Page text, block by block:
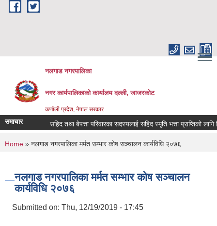
Skip to main content
नलगाड नगरपालिका
नगर कार्यपालिकाको कार्यालय दल्ली, जाजरकाेट
कर्णाली प्रदेश, नेपाल सरकार
समाचार सहिद तथा बेपत्ता परिवारका सदस्यलाई सहिद स्मृति भत्ता प्राप्तिको लागि
You are here
Home » नलगाड नगरपालिका मर्मत सम्भार कोष सञ्चालन कार्यविधि २०७६
नलगाड नगरपालिका मर्मत सम्भार कोष सञ्चालन
कार्यविधि २०७६
Submitted on: Thu, 12/19/2019 - 17:45